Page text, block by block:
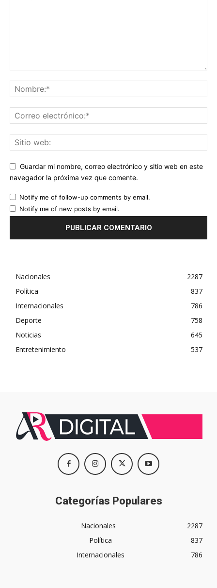
Guardar mi nombre, correo electrónico y sitio web en este
navegador la próxima vez que comente.
Notify me of follow-up comments by email.
Notify me of new posts by email.
Nacionales
2287
Política
837
Internacionales
786
Deporte
758
Noticias
645
Entretenimiento
537
Categorías Populares
Nacionales
2287
Política
837
Internacionales
786